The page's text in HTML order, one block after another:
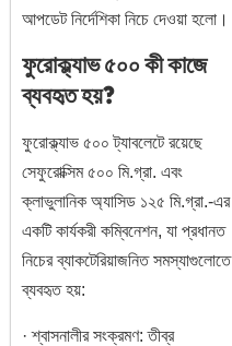
আপডেট নির্দেশিকা নিচে দেওয়া হলো।
ফুরোক্ল্যাভ ৫০০ কী কাজে
ব্যবহৃত হয়?
ফুরোক্ল্যাভ ৫০০ ট্যাবলেটে রয়েছে
সেফুরোক্সিম ৫০০ মি.গ্রা. এবং
ক্লাভুলানিক অ্যাসিড ১২৫ মি.গ্রা.-এর
একটি কার্যকরী কম্বিনেশন, যা প্রধানত
নিচের ব্যাকটেরিয়াজনিত সমস্যাগুলোতে
ব্যবহৃত হয়:
· শ্বাসনালীর সংক্রমণ: তীব্র